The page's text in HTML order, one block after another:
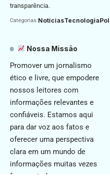
transparência.
Categorias:NoticiasTecnologia
Nossa Missão
Promover um jornalismo
ético e livre, que empodere
nossos leitores com
informações relevantes e
confiáveis. Estamos aqui
para dar voz aos fatos e
oferecer uma perspectiva
clara em um mundo de
informações muitas vezes
fragmentadas.